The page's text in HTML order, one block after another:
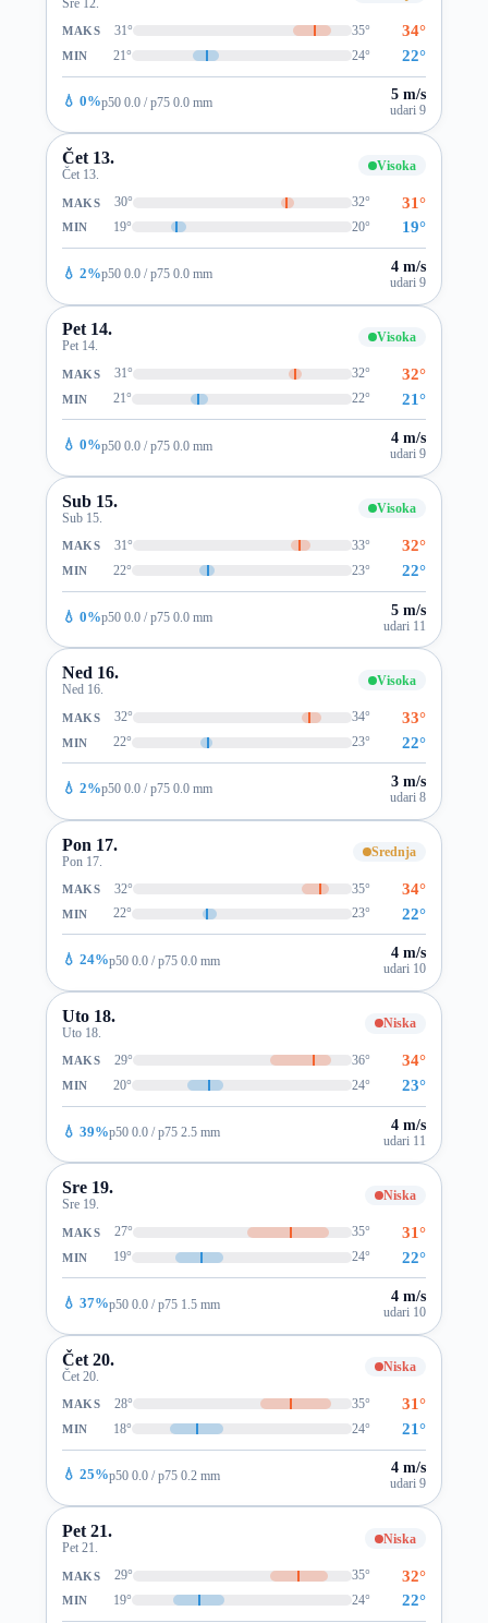
MAKS 31° 35° 34°
MIN 21° 24° 22°
💧 0%p50 0.0 / p75 0.0 mm 5 m/s
udari 9
Čet 13.
Čet 13.
Visoka
MAKS 30° 32° 31°
MIN 19° 20° 19°
💧 2%p50 0.0 / p75 0.0 mm 4 m/s
udari 9
Pet 14.
Pet 14.
Visoka
MAKS 31° 32° 32°
MIN 21° 22° 21°
💧 0%p50 0.0 / p75 0.0 mm 4 m/s
udari 9
Sub 15.
Sub 15.
Visoka
MAKS 31° 33° 32°
MIN 22° 23° 22°
💧 0%p50 0.0 / p75 0.0 mm 5 m/s
udari 11
Ned 16.
Ned 16.
Visoka
MAKS 32° 34° 33°
MIN 22° 23° 22°
💧 2%p50 0.0 / p75 0.0 mm 3 m/s
udari 8
Pon 17.
Pon 17.
Srednja
MAKS 32° 35° 34°
MIN 22° 23° 22°
💧 24%p50 0.0 / p75 0.0 mm 4 m/s
udari 10
Uto 18.
Uto 18.
Niska
MAKS 29° 36° 34°
MIN 20° 24° 23°
💧 39%p50 0.0 / p75 2.5 mm 4 m/s
udari 11
Sre 19.
Sre 19.
Niska
MAKS 27° 35° 31°
MIN 19° 24° 22°
💧 37%p50 0.0 / p75 1.5 mm 4 m/s
udari 10
Čet 20.
Čet 20.
Niska
MAKS 28° 35° 31°
MIN 18° 24° 21°
💧 25%p50 0.0 / p75 0.2 mm 4 m/s
udari 9
Pet 21.
Pet 21.
Niska
MAKS 29° 35° 32°
MIN 19° 24° 22°